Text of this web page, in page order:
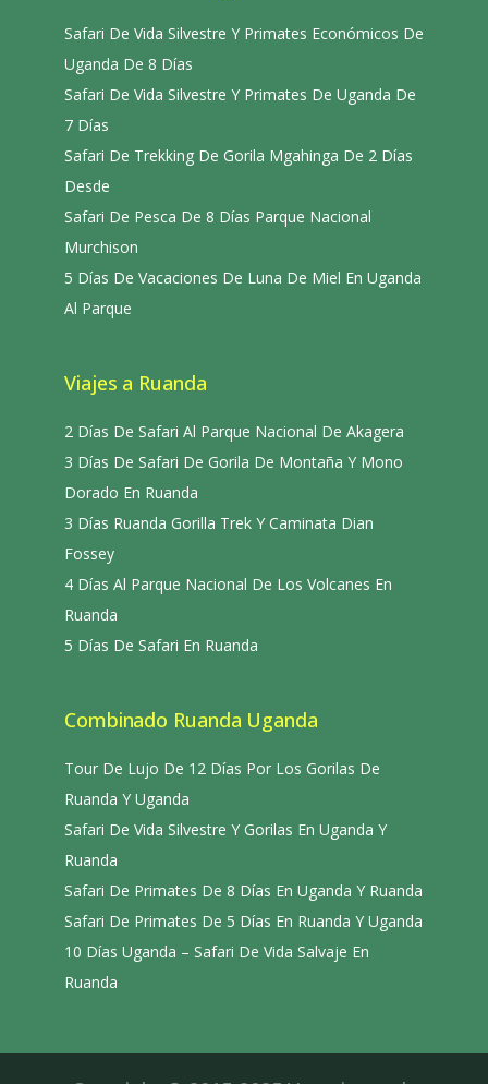
Safari De Vida Silvestre Y Primates Económicos De
Uganda De 8 Días
Safari De Vida Silvestre Y Primates De Uganda De
7 Días
Safari De Trekking De Gorila Mgahinga De 2 Días
Desde
Safari De Pesca De 8 Días Parque Nacional
Murchison
5 Días De Vacaciones De Luna De Miel En Uganda
Al Parque
Viajes a Ruanda
2 Días De Safari Al Parque Nacional De Akagera
3 Días De Safari De Gorila De Montaña Y Mono
Dorado En Ruanda
3 Días Ruanda Gorilla Trek Y Caminata Dian
Fossey
4 Días Al Parque Nacional De Los Volcanes En
Ruanda
5 Días De Safari En Ruanda
Combinado Ruanda Uganda
Tour De Lujo De 12 Días Por Los Gorilas De
Ruanda Y Uganda
Safari De Vida Silvestre Y Gorilas En Uganda Y
Ruanda
Safari De Primates De 8 Días En Uganda Y Ruanda
Safari De Primates De 5 Días En Ruanda Y Uganda
10 Días Uganda – Safari De Vida Salvaje En
Ruanda